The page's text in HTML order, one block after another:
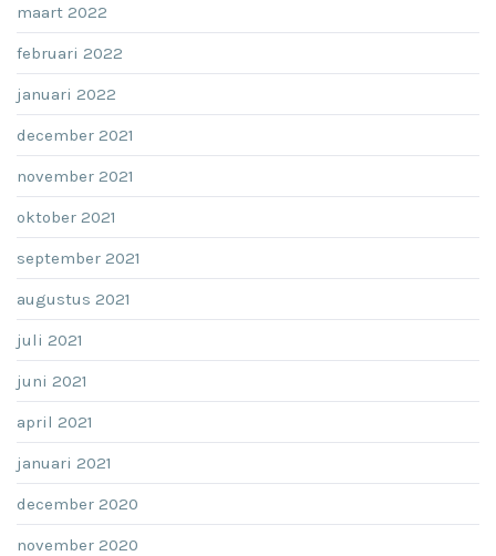
maart 2022
februari 2022
januari 2022
december 2021
november 2021
oktober 2021
september 2021
augustus 2021
juli 2021
juni 2021
april 2021
januari 2021
december 2020
november 2020